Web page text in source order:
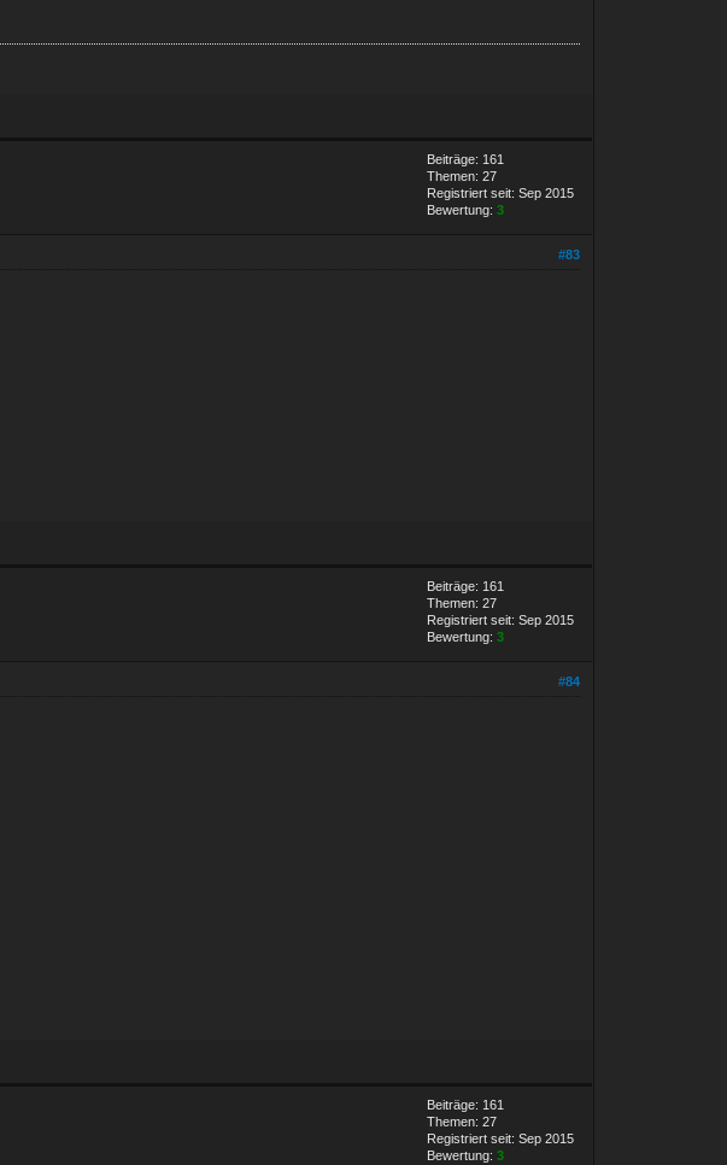
Beiträge: 161
Themen: 27
Registriert seit: Sep 2015
Bewertung:3
#83
Beiträge: 161
Themen: 27
Registriert seit: Sep 2015
Bewertung:3
#84
Beiträge: 161
Themen: 27
Registriert seit: Sep 2015
Bewertung:3